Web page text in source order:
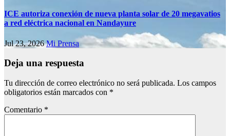
ICE autoriza conexión de nueva planta solar de 20 megavatios
a red eléctrica nacional en Nandayure
Jul 23, 2026Mi Prensa
Deja una respuesta
Tu dirección de correo electrónico no será publicada. Los campos
obligatorios están marcados con *
Comentario *